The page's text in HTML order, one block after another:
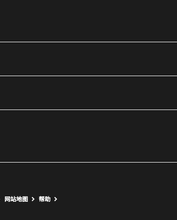
网站地图 打开新窗口
帮助